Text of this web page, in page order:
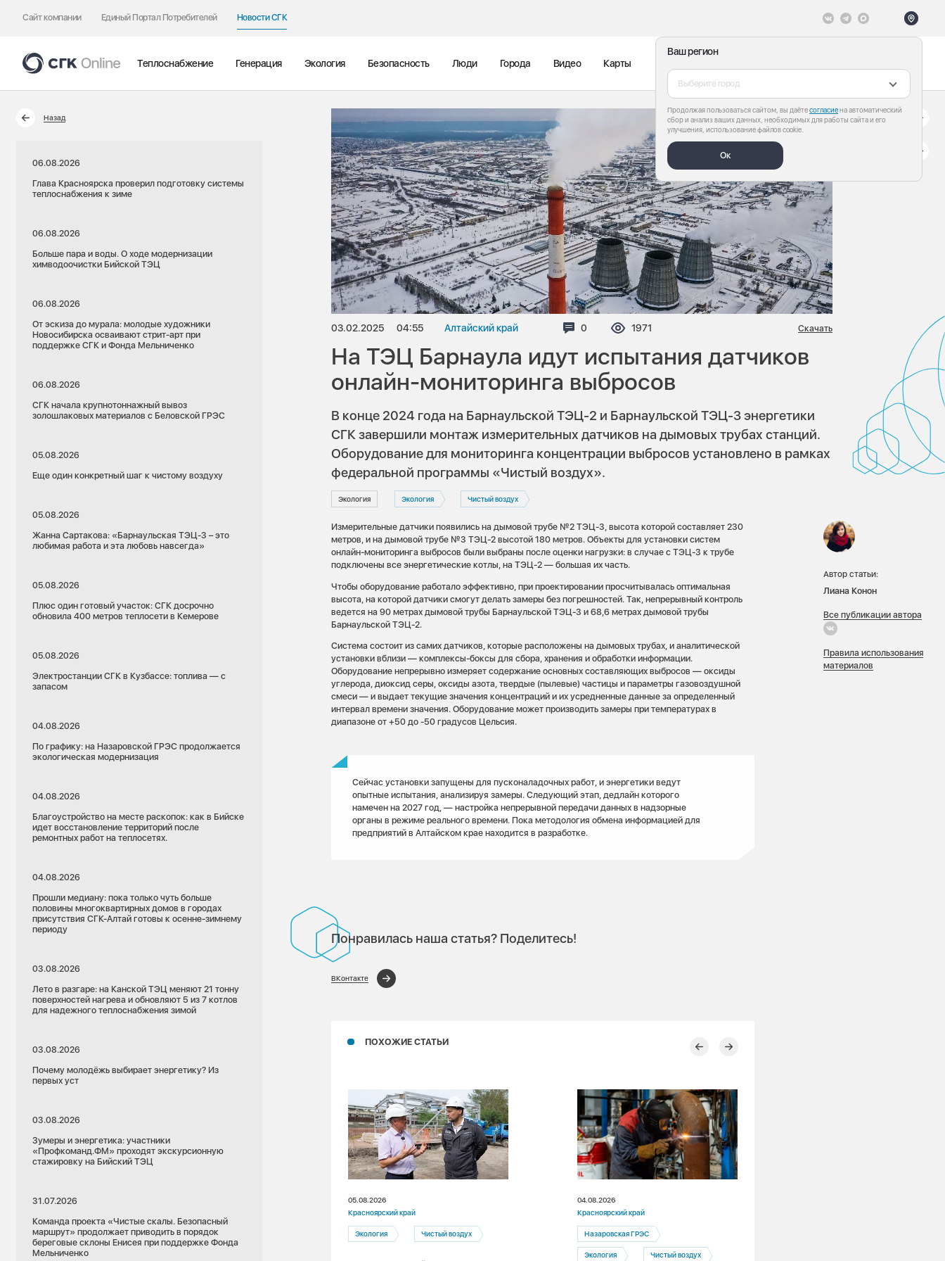
Сайт компании Единый Портал Потребителей Новости СГК
Ваш регион
Выберите город
Продолжая пользоваться сайтом, вы даётесогласиена автоматический
сбор и анализ ваших данных, необходимых для работы сайта и его
улучшения, использование файлов cookie.
Ок
Теплоснабжение Генерация Экология Безопасность Люди Города Видео Карты
Назад
06.08.2026
Глава Красноярска проверил подготовку системы
теплоснабжения к зиме
06.08.2026
Больше пара и воды. О ходе модернизации
химводоочистки Бийской ТЭЦ
06.08.2026
От эскиза до мурала: молодые художники
Новосибирска осваивают стрит-арт при
поддержке СГК и Фонда Мельниченко
06.08.2026
СГК начала крупнотоннажный вывоз
золошлаковых материалов с Беловской ГРЭС
05.08.2026
Еще один конкретный шаг к чистому воздуху
05.08.2026
Жанна Сартакова: «Барнаульская ТЭЦ-3 – это
любимая работа и эта любовь навсегда»
05.08.2026
Плюс один готовый участок: СГК досрочно
обновила 400 метров теплосети в Кемерове
05.08.2026
Электростанции СГК в Кузбассе: топлива — с
запасом
04.08.2026
По графику: на Назаровской ГРЭС продолжается
экологическая модернизация
04.08.2026
Благоустройство на месте раскопок: как в Бийске
идет восстановление территорий после
ремонтных работ на теплосетях.
04.08.2026
Прошли медиану: пока только чуть больше
половины многоквартирных домов в городах
присутствия СГК-Алтай готовы к осенне-зимнему
периоду
03.08.2026
Лето в разгаре: на Канской ТЭЦ меняют 21 тонну
поверхностей нагрева и обновляют 5 из 7 котлов
для надежного теплоснабжения зимой
03.08.2026
Почему молодёжь выбирает энергетику? Из
первых уст
03.08.2026
Зумеры и энергетика: участники
«Профкоманд.ФМ» проходят экскурсионную
стажировку на Бийский ТЭЦ
31.07.2026
Команда проекта «Чистые скалы. Безопасный
маршрут» продолжает приводить в порядок
береговые склоны Енисея при поддержке Фонда
Мельниченко
03.02.2025 04:55 Алтайский край Комментариев:
0 Просмотров:
1971 Скачать
На ТЭЦ Барнаула идут испытания датчиков
онлайн-мониторинга выбросов
В конце 2024 года на Барнаульской ТЭЦ-2 и Барнаульской ТЭЦ-3 энергетики
СГК завершили монтаж измерительных датчиков на дымовых трубах станций.
Оборудование для мониторинга концентрации выбросов установлено в рамках
федеральной программы «Чистый воздух».
Экология Экология Чистый воздух
Измерительные датчики появились на дымовой трубе №2 ТЭЦ-3, высота которой составляет 230
метров, и на дымовой трубе №3 ТЭЦ-2 высотой 180 метров. Объекты для установки систем
онлайн-мониторинга выбросов были выбраны после оценки нагрузки: в случае с ТЭЦ-3 к трубе
подключены все энергетические котлы, на ТЭЦ-2 — большая их часть.
Чтобы оборудование работало эффективно, при проектировании просчитывалась оптимальная
высота, на которой датчики смогут делать замеры без погрешностей. Так, непрерывный контроль
ведется на 90 метрах дымовой трубы Барнаульской ТЭЦ-3 и 68,6 метрах дымовой трубы
Барнаульской ТЭЦ-2.
Система состоит из самих датчиков, которые расположены на дымовых трубах, и аналитической
установки вблизи — комплексы-боксы для сбора, хранения и обработки информации.
Оборудование непрерывно измеряет содержание основных составляющих выбросов — оксиды
углерода, диоксид серы, оксиды азота, твердые (пылевые) частицы и параметры газовоздушной
смеси — и выдает текущие значения концентраций и их усредненные данные за определенный
интервал времени значения. Оборудование может производить замеры при температурах в
диапазоне от +50 до -50 градусов Цельсия.
Сейчас установки запущены для пусконаладочных работ, и энергетики ведут
опытные испытания, анализируя замеры. Следующий этап, дедлайн которого
намечен на 2027 год, — настройка непрерывной передачи данных в надзорные
органы в режиме реального времени. Пока методология обмена информацией для
предприятий в Алтайском крае находится в разработке.
Понравилась наша статья? Поделитесь!
ВКонтакте
ПОХОЖИЕ СТАТЬИ
Экология Чистый воздух
05.08.2026
Красноярский край
Экология Чистый воздух
04.08.2026
Красноярский край
Назаровская ГРЭС
Экология Чистый воздух
Автор статьи:
Лиана Конон
Все публикации автора
Правила использования
материалов